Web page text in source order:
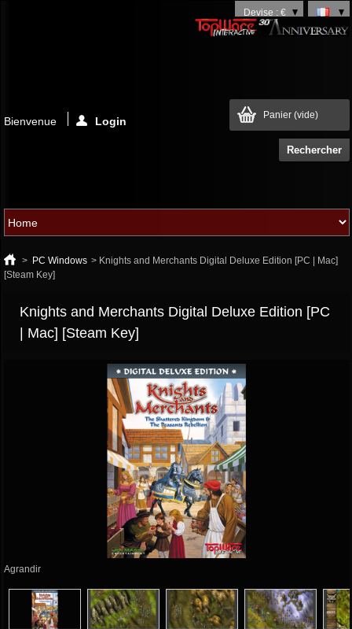
Devise : €
Panier (vide)
Bienvenue Login
> PC Windows > Knights and Merchants Digital Deluxe Edition [PC | Mac]
[Steam Key]
Knights and Merchants Digital Deluxe Edition [PC
| Mac] [Steam Key]
Agrandir